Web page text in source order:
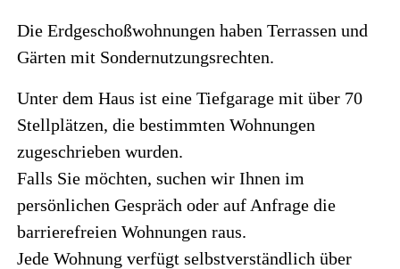
Die Erdgeschoßwohnungen haben Terrassen und
Gärten mit Sondernutzungsrechten.
Unter dem Haus ist eine Tiefgarage mit über 70
Stellplätzen, die bestimmten Wohnungen
zugeschrieben wurden.
Falls Sie möchten, suchen wir Ihnen im
persönlichen Gespräch oder auf Anfrage die
barrierefreien Wohnungen raus.
Jede Wohnung verfügt selbstverständlich über